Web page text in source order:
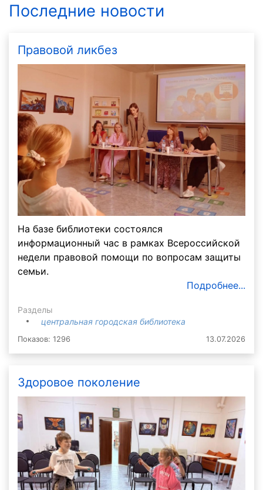
Последние новости
Правовой ликбез
На базе библиотеки состоялся
информационный час в рамках Всероссийской
недели правовой помощи по вопросам защиты
семьи.
Подробнее...
Разделы
центральная городская библиотека
Показов: 1296 13.07.2026
Здоровое поколение